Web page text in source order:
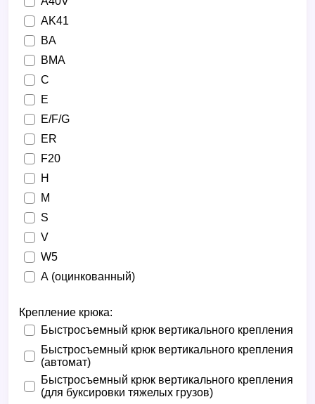
AK41
BA
BMA
C
E
E/F/G
ER
F20
H
M
S
V
W5
А (оцинкованный)
Крепление крюка:
Быстросъемный крюк вертикального крепления
Быстросъемный крюк вертикального крепления
(автомат)
Быстросъемный крюк вертикального крепления
(для буксировки тяжелых грузов)